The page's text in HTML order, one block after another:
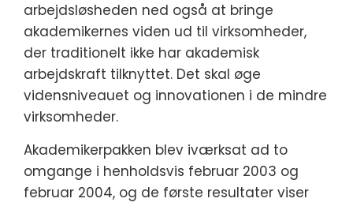
arbejdsløsheden ned også at bringe
akademikernes viden ud til virksomheder,
der traditionelt ikke har akademisk
arbejdskraft tilknyttet. Det skal øge
vidensniveauet og innovationen i de mindre
virksomheder.
Akademikerpakken blev iværksat ad to
omgange i henholdsvis februar 2003 og
februar 2004, og de første resultater viser